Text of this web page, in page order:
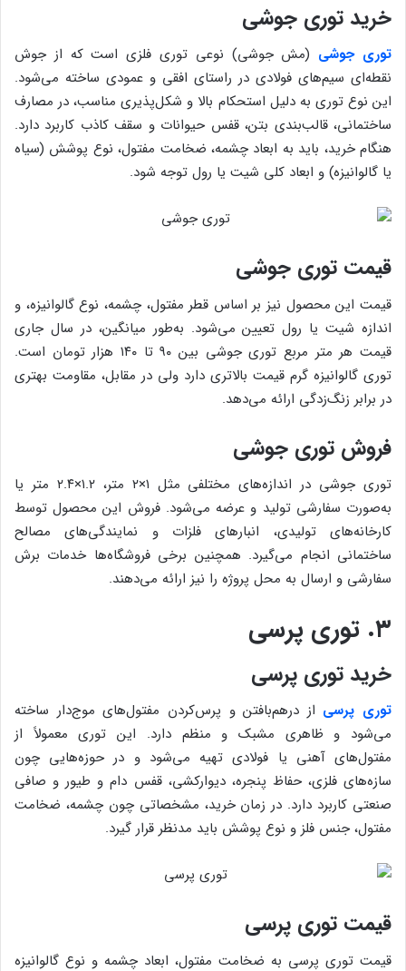
خرید توری جوشی
توری جوشی (مش جوشی) نوعی توری فلزی است که از جوش
نقطه‌ای سیم‌های فولادی در راستای افقی و عمودی ساخته می‌شود.
این نوع توری به دلیل استحکام بالا و شکل‌پذیری مناسب، در مصارف
ساختمانی، قالب‌بندی بتن، قفس حیوانات و سقف کاذب کاربرد دارد.
هنگام خرید، باید به ابعاد چشمه، ضخامت مفتول، نوع پوشش (سیاه
یا گالوانیزه) و ابعاد کلی شیت یا رول توجه شود.
قیمت توری جوشی
قیمت این محصول نیز بر اساس قطر مفتول، چشمه، نوع گالوانیزه، و
اندازه شیت یا رول تعیین می‌شود. به‌طور میانگین، در سال جاری
قیمت هر متر مربع توری جوشی بین ۹۰ تا ۱۴۰ هزار تومان است.
توری گالوانیزه گرم قیمت بالاتری دارد ولی در مقابل، مقاومت بهتری
در برابر زنگ‌زدگی ارائه می‌دهد.
فروش توری جوشی
توری جوشی در اندازه‌های مختلفی مثل ۱×۲ متر، ۱.۲×۲.۴ متر یا
به‌صورت سفارشی تولید و عرضه می‌شود. فروش این محصول توسط
کارخانه‌های تولیدی، انبارهای فلزات و نمایندگی‌های مصالح
ساختمانی انجام می‌گیرد. همچنین برخی فروشگاه‌ها خدمات برش
سفارشی و ارسال به محل پروژه را نیز ارائه می‌دهند.
۳. توری پرسی
خرید توری پرسی
توری پرسی از درهم‌بافتن و پرس‌کردن مفتول‌های موج‌دار ساخته
می‌شود و ظاهری مشبک و منظم دارد. این توری معمولاً از
مفتول‌های آهنی یا فولادی تهیه می‌شود و در حوزه‌هایی چون
سازه‌های فلزی، حفاظ پنجره، دیوارکشی، قفس دام و طیور و صافی
صنعتی کاربرد دارد. در زمان خرید، مشخصاتی چون چشمه، ضخامت
مفتول، جنس فلز و نوع پوشش باید مدنظر قرار گیرد.
قیمت توری پرسی
قیمت توری پرسی به ضخامت مفتول، ابعاد چشمه و نوع گالوانیزه